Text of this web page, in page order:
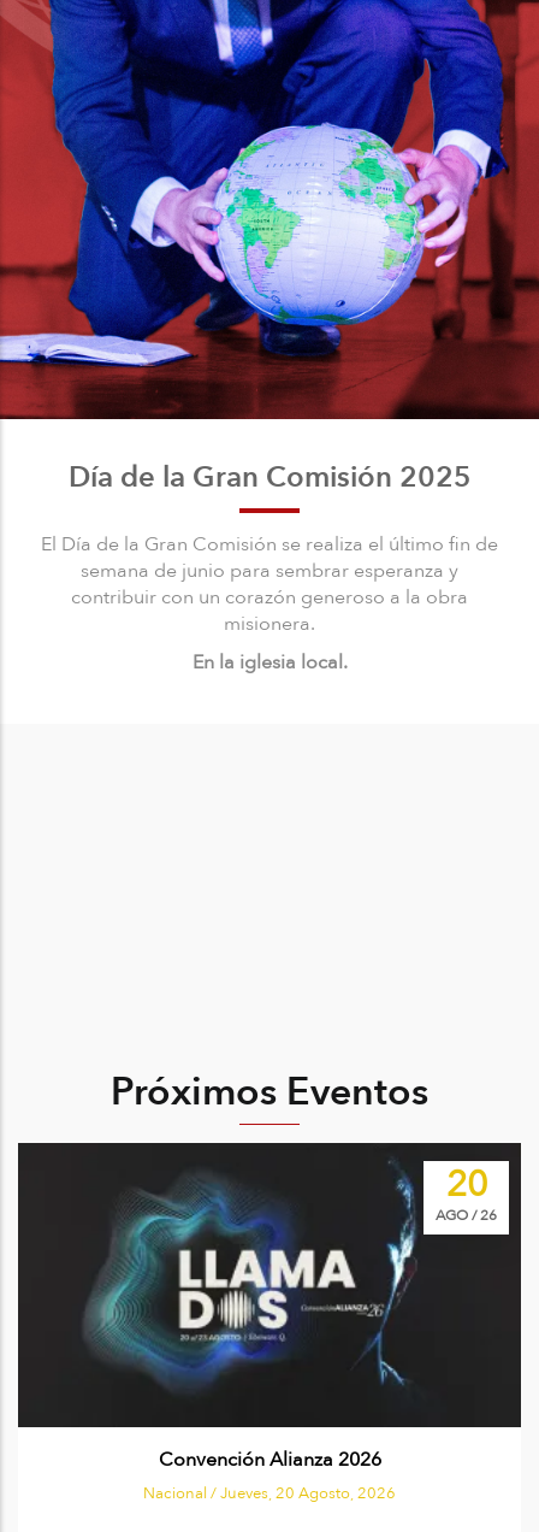
Día de la Gran Comisión 2025
El Día de la Gran Comisión se realiza el último fin de
semana de junio para sembrar esperanza y
contribuir con un corazón generoso a la obra
misionera.
En la iglesia local.
Próximos Eventos
20
AGO / 26
Convención Alianza 2026
Nacional /Jueves, 20 Agosto, 2026